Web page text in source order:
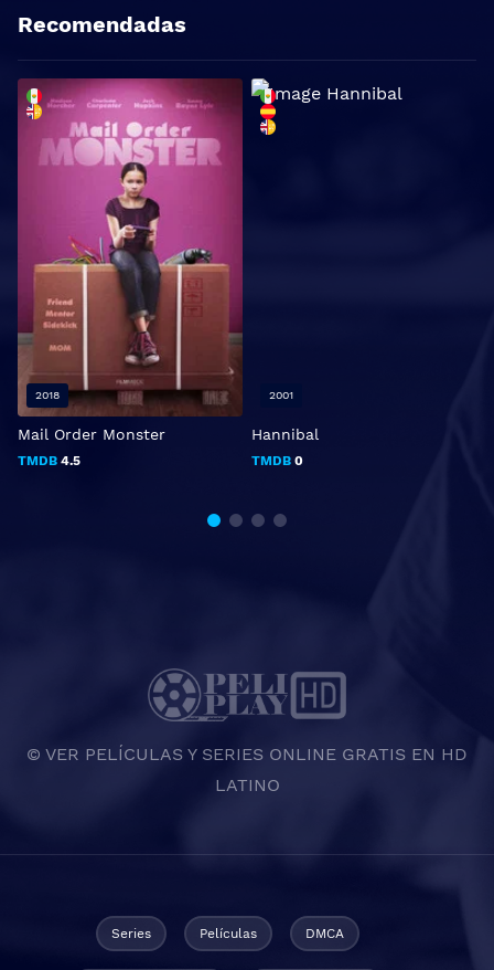
Recomendadas
Mail Order Monster
TMDB 4.5
2018
Hannibal
TMDB 0
2001
© VER PELÍCULAS Y SERIES ONLINE GRATIS EN HD
LATINO
Series Películas DMCA